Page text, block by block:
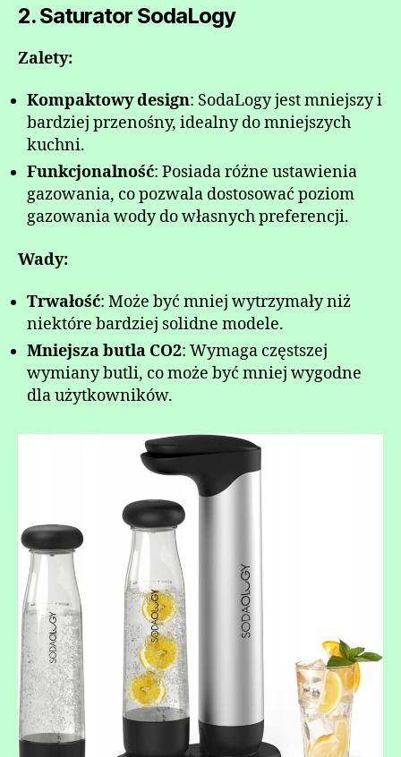
2. Saturator SodaLogy
Zalety:
Kompaktowy design: SodaLogy jest mniejszy i
bardziej przenośny, idealny do mniejszych
kuchni.
Funkcjonalność: Posiada różne ustawienia
gazowania, co pozwala dostosować poziom
gazowania wody do własnych preferencji.
Wady:
Trwałość: Może być mniej wytrzymały niż
niektóre bardziej solidne modele.
Mniejsza butla CO2: Wymaga częstszej
wymiany butli, co może być mniej wygodne
dla użytkowników.